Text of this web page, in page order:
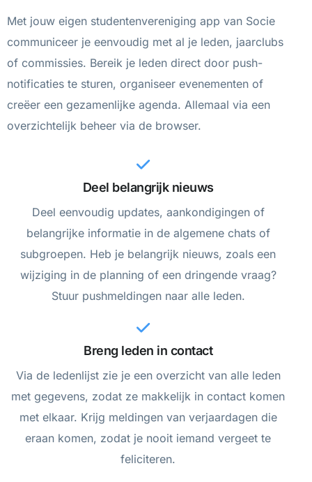
Met jouw eigen studentenvereniging app van Socie
communiceer je eenvoudig met al je leden, jaarclubs
of commissies. Bereik je leden direct door push-
notificaties te sturen, organiseer evenementen of
creëer een gezamenlijke agenda. Allemaal via een
overzichtelijk beheer via de browser.
Deel belangrijk nieuws
Deel eenvoudig updates, aankondigingen of
belangrijke informatie in de algemene chats of
subgroepen. Heb je belangrijk nieuws, zoals een
wijziging in de planning of een dringende vraag?
Stuur pushmeldingen naar alle leden.
Breng leden in contact
Via de ledenlijst zie je een overzicht van alle leden
met gegevens, zodat ze makkelijk in contact komen
met elkaar. Krijg meldingen van verjaardagen die
eraan komen, zodat je nooit iemand vergeet te
feliciteren.